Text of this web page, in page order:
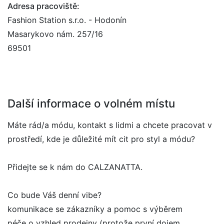
Adresa pracoviště:
Fashion Station s.r.o. - Hodonín
Masarykovo nám. 257/16
69501
Další informace o volném místu
Máte rád/a módu, kontakt s lidmi a chcete pracovat v
prostředí, kde je důležité mít cit pro styl a módu?
Přidejte se k nám do CALZANATTA.
Co bude Váš denní vibe?
komunikace se zákazníky a pomoc s výběrem